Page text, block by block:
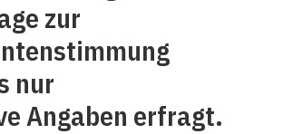
zur
nur
Angaben erfragt.